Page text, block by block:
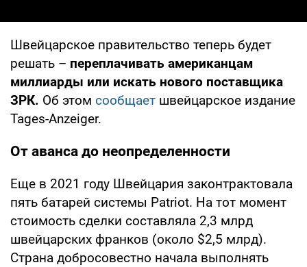
Швейцарское правительство теперь будет
решать – переплачивать американцам
миллиарды или искать нового поставщика
ЗРК. Об этом сообщает швейцарское издание
Tages-Anzeiger.
От аванса до неопределенности
Еще в 2021 году Швейцария законтрактовала
пять батарей системы Patriot. На тот момент
стоимость сделки составляла 2,3 млрд
швейцарских франков (около $2,5 млрд).
Страна добросовестно начала выполнять